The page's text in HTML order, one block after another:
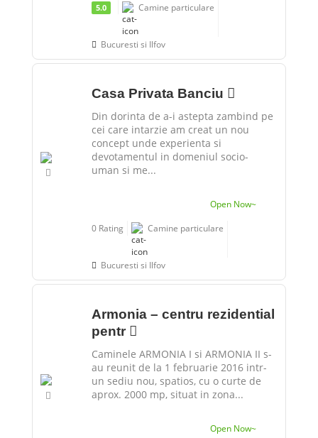
5.0 Camine particulare
Bucuresti si Ilfov
Casa Privata Banciu
Din dorinta de a-i astepta zambind pe
cei care intarzie am creat un nou
concept unde experienta si
devotamentul in domeniul socio-
uman si me...
Open Now~
0 Rating
Camine particulare
Bucuresti si Ilfov
Armonia – centru rezidential
pentr
Caminele ARMONIA I si ARMONIA II s-
au reunit de la 1 februarie 2016 intr-
un sediu nou, spatios, cu o curte de
aprox. 2000 mp, situat in zona...
Open Now~